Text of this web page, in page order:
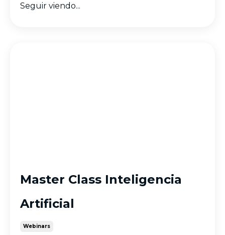
Seguir viendo...
Master Class Inteligencia
Artificial
Webinars